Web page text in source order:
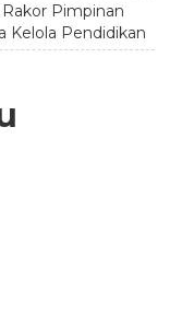
Pimpinan
Kelola Pendidikan